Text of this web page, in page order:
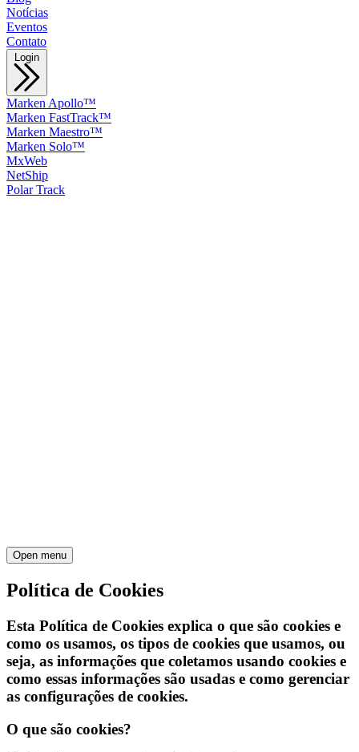
Notícias
Eventos
Contato
Login
Marken Apollo™
Marken FastTrack™
Marken Maestro™
Marken Solo™
MxWeb
NetShip
Polar Track
Open menu
Política de Cookies
Esta Política de Cookies explica o que são cookies e
como os usamos, os tipos de cookies que usamos, ou
seja, as informações que coletamos usando cookies e
como essas informações são usadas e como gerenciar
as configurações de cookies.
O que são cookies?